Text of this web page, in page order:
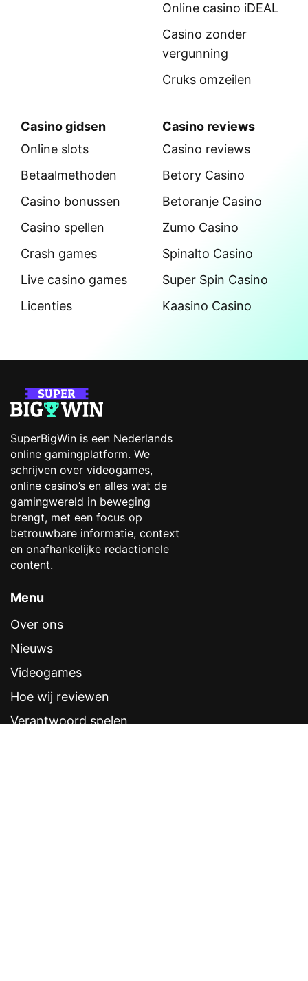
Online casino iDEAL
Casino zonder
vergunning
Cruks omzeilen
Casino gidsen
Online slots
Betaalmethoden
Casino bonussen
Casino spellen
Crash games
Live casino games
Licenties
Casino reviews
Casino reviews
Betory Casino
Betoranje Casino
Zumo Casino
Spinalto Casino
Super Spin Casino
Kaasino Casino
SuperBigWin is een Nederlands
online gamingplatform. We
schrijven over videogames,
online casino’s en alles wat de
gamingwereld in beweging
brengt, met een focus op
betrouwbare informatie, context
en onafhankelijke redactionele
content.
Menu
Over ons
Nieuws
Videogames
Hoe wij reviewen
Verantwoord spelen